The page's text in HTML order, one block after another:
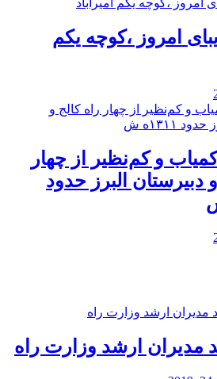
امروز ،کوچه یکم
و کم‌نظیر از چهار
دبيرستان البرز حدود
مدیران ارشد وزارت راه